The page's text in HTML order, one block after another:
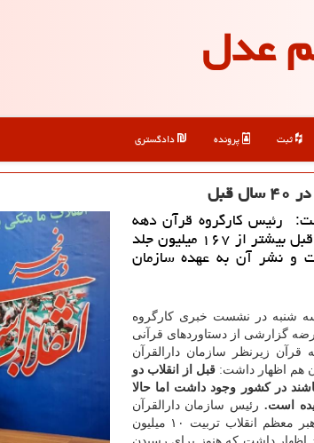
عدل
ثبت پرونده دادگستری
رئیس كارگروه قرآن دهه
فجر اظهار داشت: در ۴۰ سال قبل بیشتر از ۱۶۷ میلیون جلد
و نشر آن به عهده سازمان
شنبه در نشست خبری كارگروه
گزارشی از دستاوردهای قرآنی
میلیون نسخه قرآن زیرنظر سازمان دارالقرآن
هم اظهار داشت:قبل از انقلاب دو
در كشور وجود داشت اما حالا
رئیس سازمان دارالقرآن
اضافه كرد: با عنایت به این كه رهبر معظم انقلاب تربیت ۱۰ میلیون